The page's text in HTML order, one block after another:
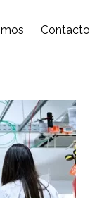
Contacto